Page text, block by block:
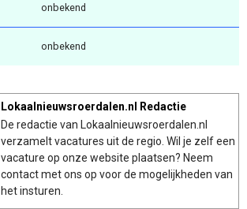
onbekend
onbekend
Lokaalnieuwsroerdalen.nl Redactie
De redactie van Lokaalnieuwsroerdalen.nl
verzamelt vacatures uit de regio. Wil je zelf een
vacature op onze website plaatsen? Neem
contact met ons op voor de mogelijkheden van
het insturen.